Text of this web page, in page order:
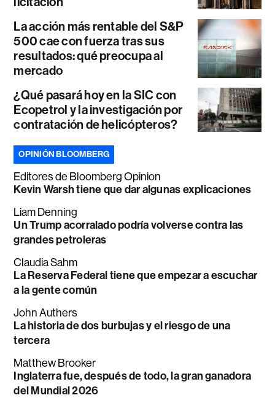
La acción más rentable del S&P
500 cae con fuerza tras sus
resultados: qué preocupa al
mercado
¿Qué pasará hoy en la SIC con
Ecopetrol y la investigación por
contratación de helicópteros?
OPINIÓN BLOOMBERG
Editores de Bloomberg Opinion
Kevin Warsh tiene que dar algunas explicaciones
Liam Denning
Un Trump acorralado podría volverse contra las
grandes petroleras
Claudia Sahm
La Reserva Federal tiene que empezar a escuchar
a la gente común
John Authers
La historia de dos burbujas y el riesgo de una
tercera
Matthew Brooker
Inglaterra fue, después de todo, la gran ganadora
del Mundial 2026